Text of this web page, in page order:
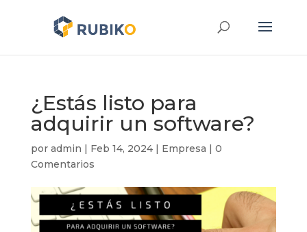
¿Estás listo para
adquirir un software?
por admin | Feb 14, 2024| Empresa | 0
Comentarios